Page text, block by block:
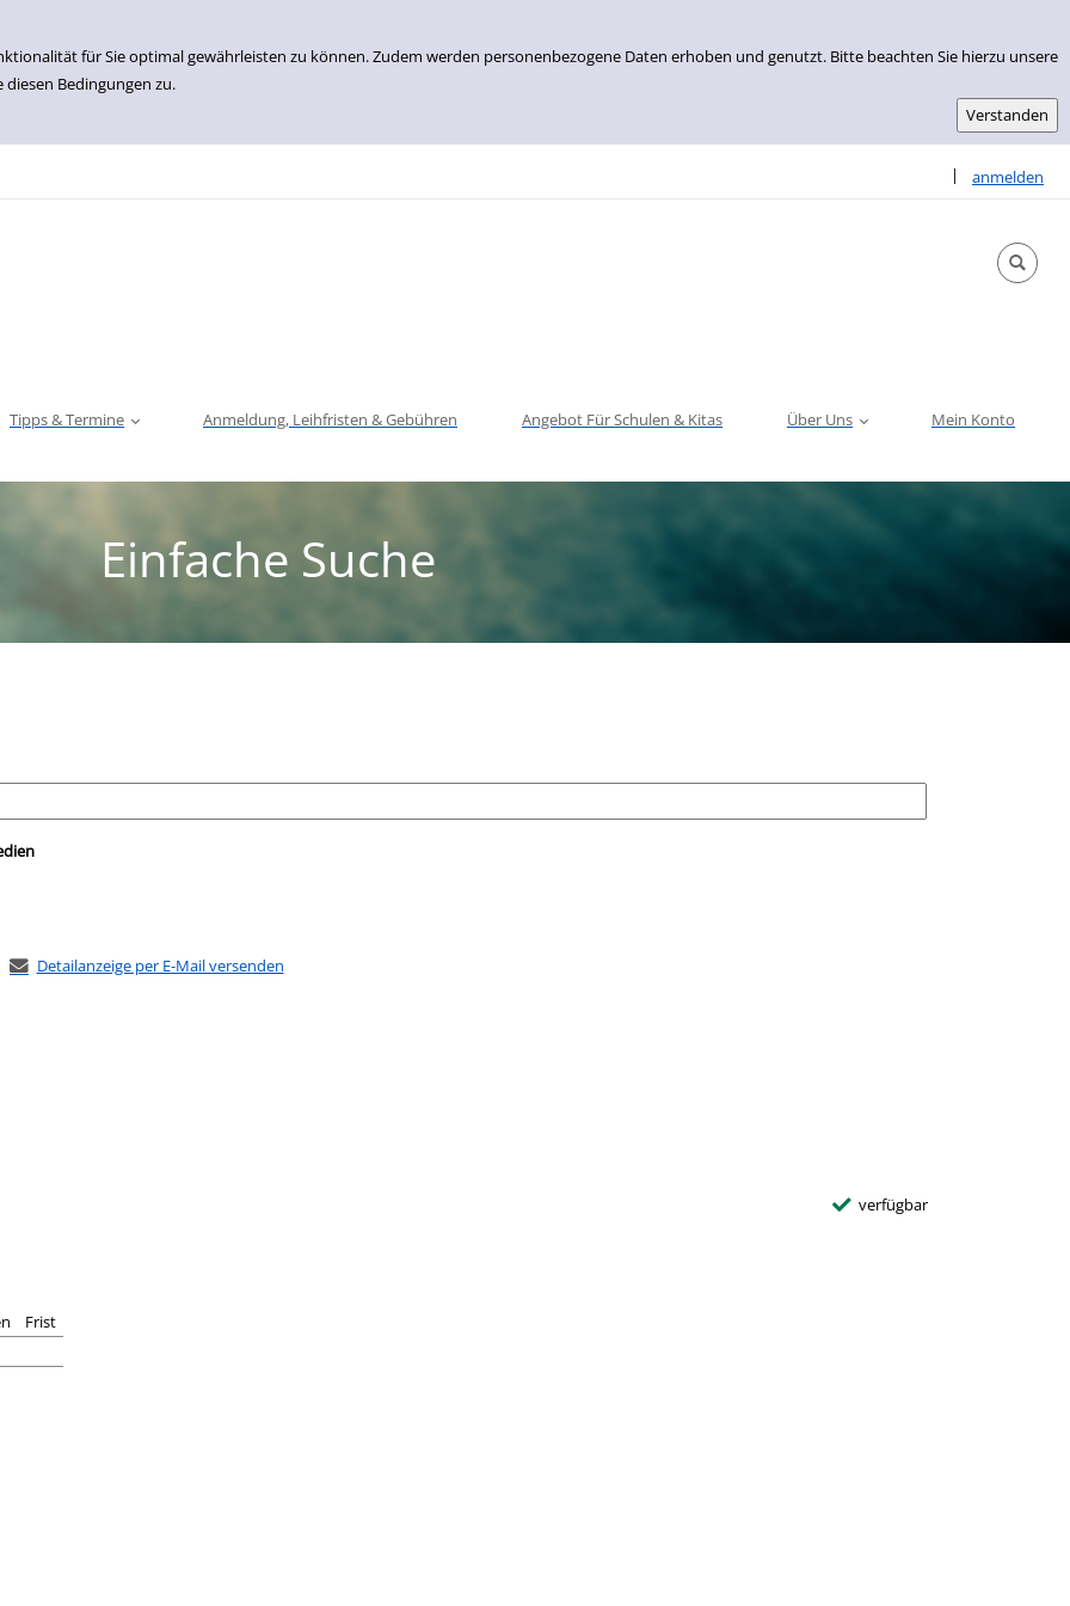
für Sie optimal gewährleisten zu können. Zudem werden personenbezogene Daten erhoben und genutzt. Bitte beachten Sie hierzu unsere
Bedingungen zu.
| anmelden
Sprache
Tipps & Termine Anmeldung, Leihfristen & Gebühren Angebot Für Schulen & Kitas Über Uns Mein Konto
Einfache Suche
der Sie suchen wollen.
Detailanzeige per E-Mail versenden
verfügbar
Frist